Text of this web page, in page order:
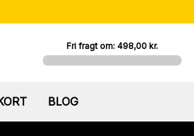
Fri fragt om: 498,00 kr.
BLOG